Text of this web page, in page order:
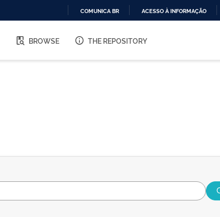
O
COMUNICA BR ACESSO À INFORMAÇÃO
BROWSE THE REPOSITORY